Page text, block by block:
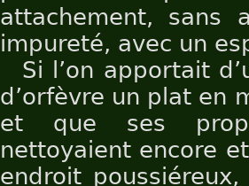
attachement, sans
impureté, avec un
Si l’on apportait
d’orfèvre un plat en
et que ses
nettoyaient encore
endroit